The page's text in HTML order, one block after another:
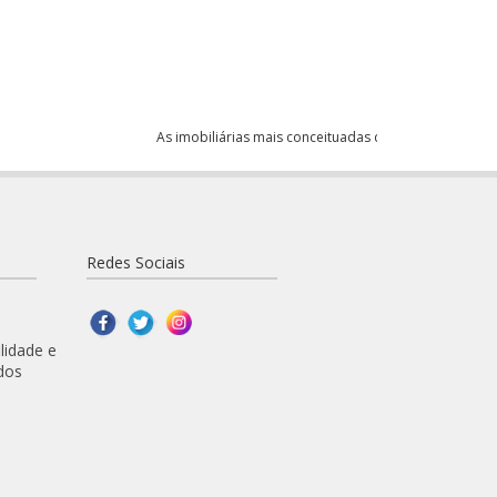
As imobiliárias mais conceituadas de Atibaia
e
Redes Sociais